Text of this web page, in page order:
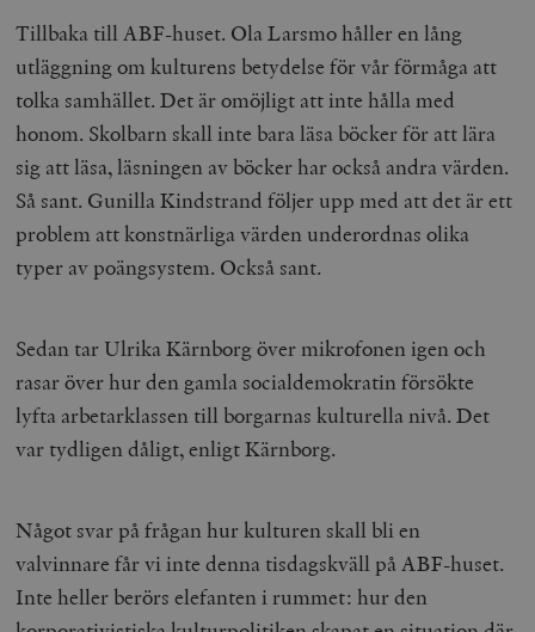
Tillbaka till ABF-huset. Ola Larsmo håller en lång
utläggning om kulturens betydelse för vår förmåga att
tolka samhället. Det är omöjligt att inte hålla med
honom. Skolbarn skall inte bara läsa böcker för att lära
sig att läsa, läsningen av böcker har också andra värden.
Så sant. Gunilla Kindstrand följer upp med att det är ett
problem att konstnärliga värden underordnas olika
typer av poängsystem. Också sant.
Sedan tar Ulrika Kärnborg över mikrofonen igen och
rasar över hur den gamla socialdemokratin försökte
lyfta arbetarklassen till borgarnas kulturella nivå. Det
var tydligen dåligt, enligt Kärnborg.
Något svar på frågan hur kulturen skall bli en
valvinnare får vi inte denna tisdagskväll på ABF-huset.
Inte heller berörs elefanten i rummet: hur den